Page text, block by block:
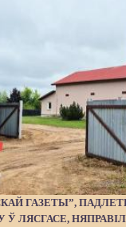
ГАЗЕТЫ”,
Ў ЛЯСГАСЕ,